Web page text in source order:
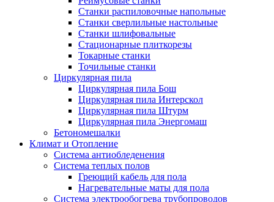
Станки распиловочные напольные
Станки сверлильные настольные
Станки шлифовальные
Стационарные плиткорезы
Токарные станки
Точильные станки
Циркулярная пила
Циркулярная пила Бош
Циркулярная пила Интерскол
Циркулярная пила Штурм
Циркулярная пила Энергомаш
Бетономешалки
Климат и Отопление
Система антиобледенения
Система теплых полов
Греющий кабель для пола
Нагревательные маты для пола
Система электрообогрева трубопроводов